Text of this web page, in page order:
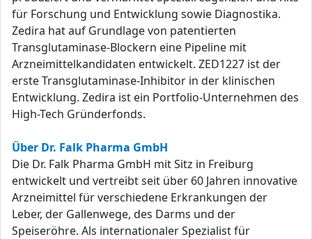
für Forschung und Entwicklung sowie Diagnostika.
Zedira hat auf Grundlage von patentierten
Transglutaminase-Blockern eine Pipeline mit
Arzneimittelkandidaten entwickelt. ZED1227 ist der
erste Transglutaminase-Inhibitor in der klinischen
Entwicklung. Zedira ist ein Portfolio-Unternehmen des
High-Tech Gründerfonds.
Über Dr. Falk Pharma GmbH
Die Dr. Falk Pharma GmbH mit Sitz in Freiburg
entwickelt und vertreibt seit über 60 Jahren innovative
Arzneimittel für verschiedene Erkrankungen der
Leber, der Gallenwege, des Darms und der
Speiseröhre. Als internationaler Spezialist für